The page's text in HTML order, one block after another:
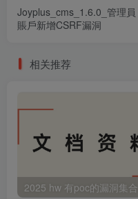
Joyplus_cms_1.6.0_管理員
賬戶新增CSRF漏洞
相关推荐
2025 hw 有poc的漏洞集合